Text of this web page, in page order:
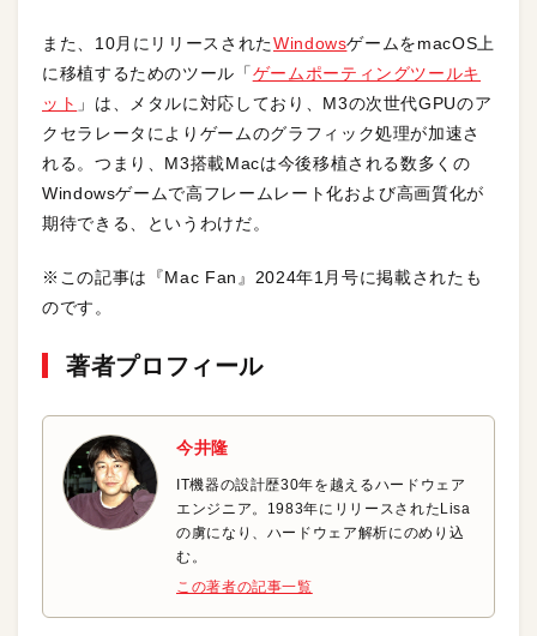
また、10月にリリースされたWindowsゲームをmacOS上
に移植するためのツール「ゲームポーティングツールキ
ット 」は、メタルに対応しており、M3の次世代GPUのア
クセラレータによりゲームのグラフィック処理が加速さ
れる。つまり、M3搭載Macは今後移植される数多くの
Windowsゲームで高フレームレート化および高画質化が
期待できる、というわけだ。
※この記事は『Mac Fan』2024年1月号に掲載されたも
のです。
著者プロフィール
今井隆
IT機器の設計歴30年を越えるハードウェア
エンジニア。1983年にリリースされたLisa
の虜になり、ハードウェア解析にのめり込
む。
この著者の記事一覧